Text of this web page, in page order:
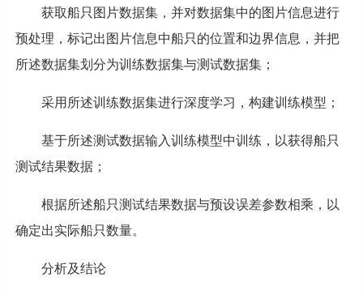
获取船只图片数据集，并对数据集中的图片信息进行
预处理，标记出图片信息中船只的位置和边界信息，并把
所述数据集划分为训练数据集与测试数据集；
采用所述训练数据集进行深度学习，构建训练模型；
基于所述测试数据输入训练模型中训练，以获得船只
测试结果数据；
根据所述船只测试结果数据与预设误差参数相乘，以
确定出实际船只数量。
分析及结论